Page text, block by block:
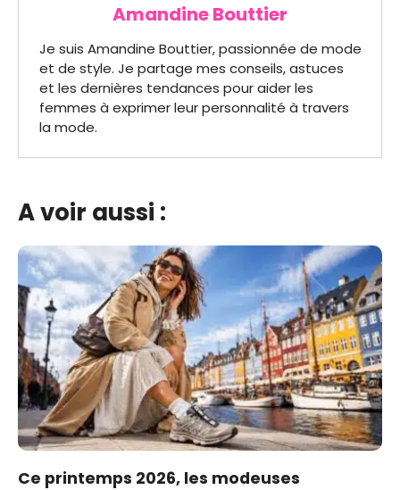
Amandine Bouttier
Je suis Amandine Bouttier, passionnée de mode
et de style. Je partage mes conseils, astuces
et les dernières tendances pour aider les
femmes à exprimer leur personnalité à travers
la mode.
A voir aussi :
Ce printemps 2026, les modeuses